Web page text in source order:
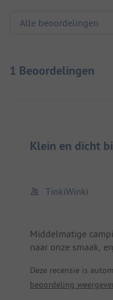
1 Beoordelingen
Klein en dicht
TinkiWinki
Middelmatige
naar onze smaak,
van Die. Na hevige
behoorlijk
Deze recensie is
beoordeling